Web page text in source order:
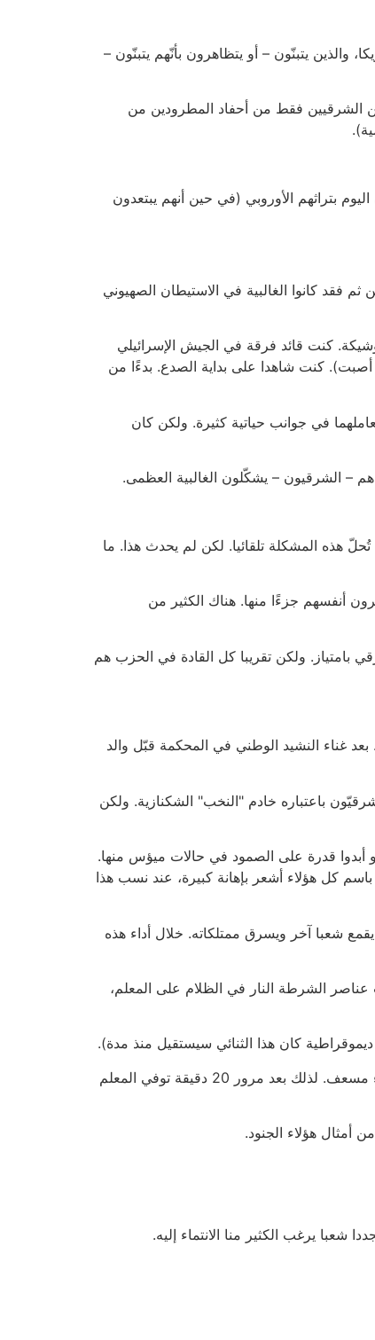
والذين يتبنّون – أو يتظاهرون بأنّهم يتبنّون –
الشرقيين فقط من أحفاد المطرودين من
بتراثهم الأوروبي (في حين أنهم يبتعدون
فقد كانوا الغالبية في الاستيطان الصهيوني
التي كانت وشيكة. كنت قائد فرقة في الجيش الإسرائيلي
كنت شاهدا على بداية الصدع. بدءًا من
في جوانب حياتية كثيرة. ولكن كان
هم – الشرقيون – يشكّلون الغالبية العظمى.
هذه المشكلة تلقائيا. لكن لم يحدث هذا. ما
أنفسهم جزءًا منها. هناك الكثير من
بامتياز. ولكن تقريبا كل القادة في الحزب هم
غناء النشيد الوطني في المحكمة قبّل والد
باعتباره خادم "النخب" الشكنازية. ولكن
صديق أو أبدوا قدرة على الصمود في حالات ميؤس منها.
كل هؤلاء أشعر بإهانة كبيرة، عند نسب هذا
يقمع شعبا آخر ويسرق ممتلكاته. خلال أداء هذه
الشرطة النار في الظلام على المعلم،
كان هذا الثنائي سيستقيل منذ مدة).
القضية هي أنّ المعلّم قد أطلقت عليه النار فسقط أرضا وكان محاطًا بعناصر الشرطة، ولم يجد أحدا أنه من الضروري استدعاء مسعف. لذلك بعد مرور 20 دقيقة توفي المعلم
هؤلاء الجنود.
يرغب الكثير منا الانتماء إليه.